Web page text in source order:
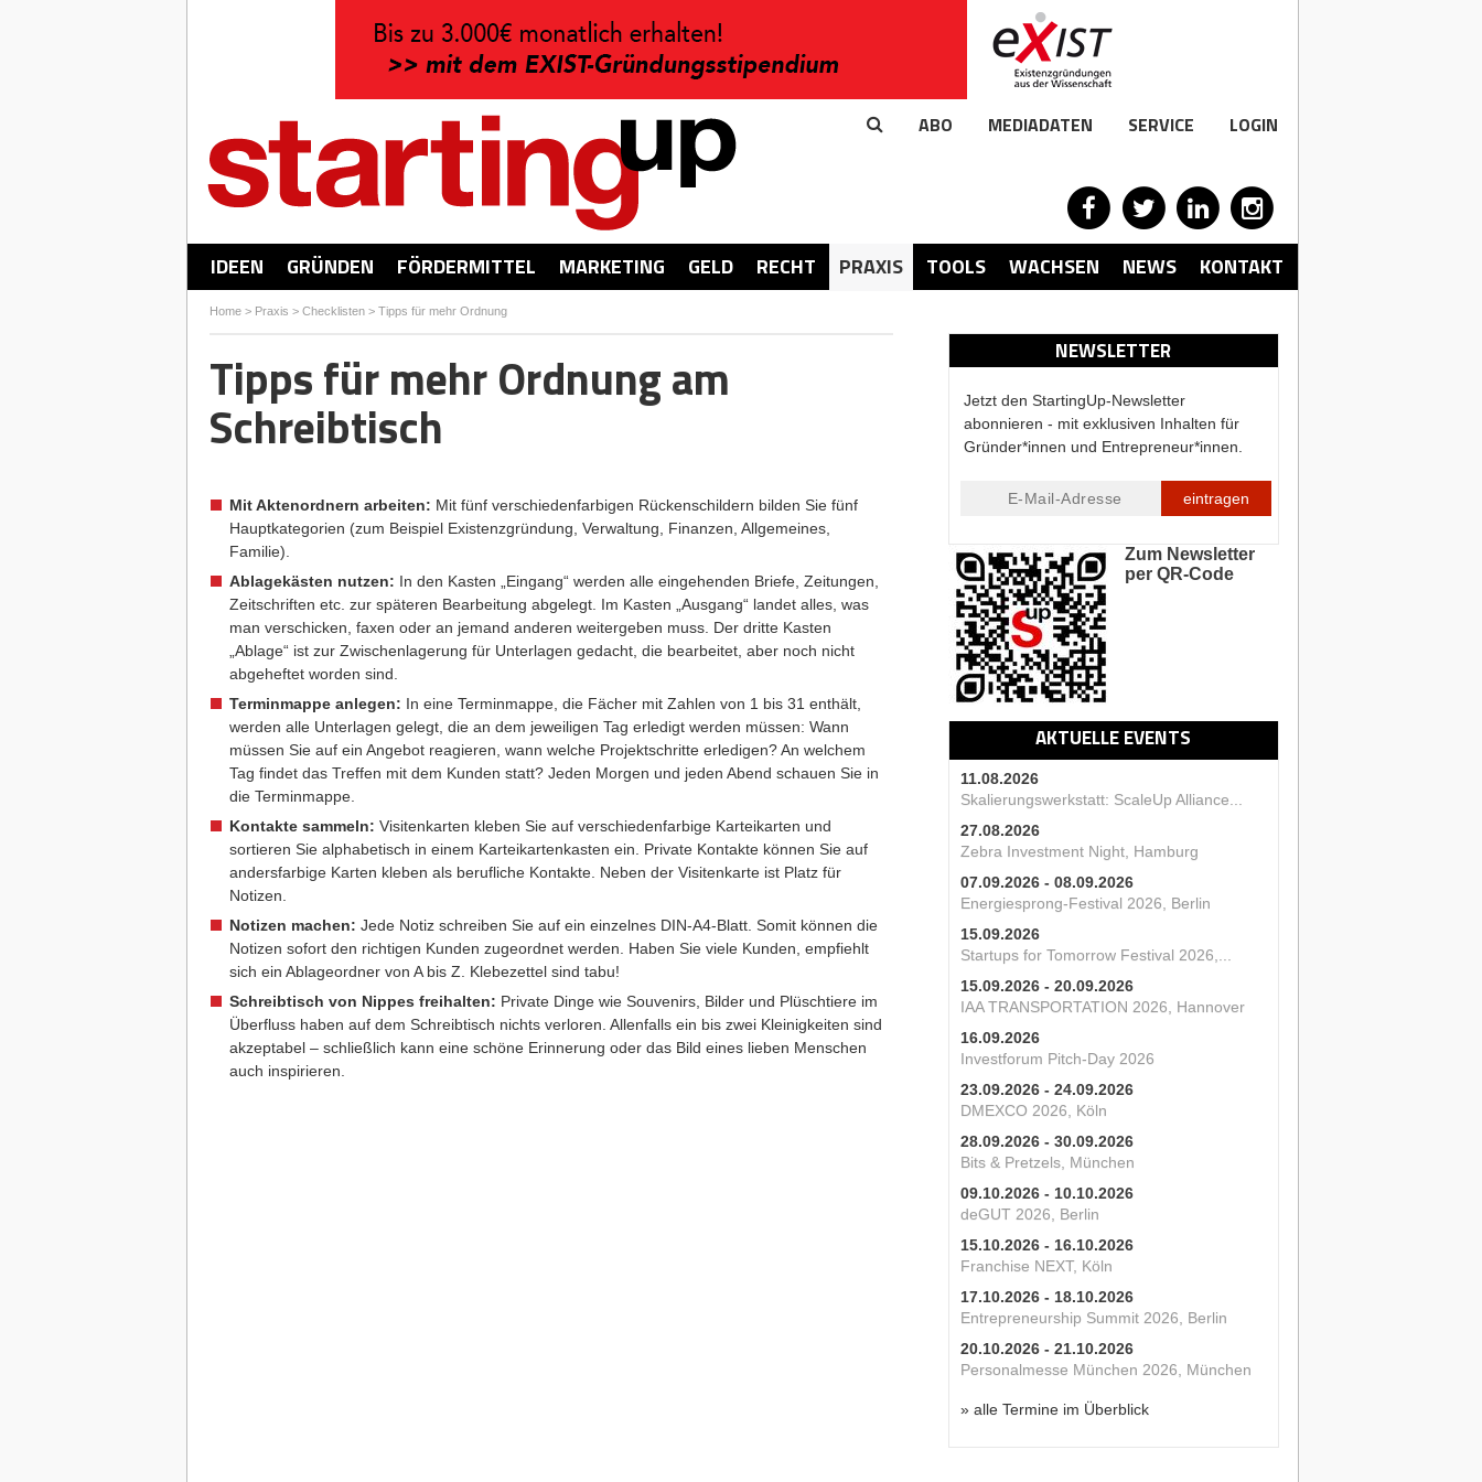
ABO MEDIADATEN SERVICE LOGIN
IDEEN GRÜNDEN FÖRDERMITTEL MARKETING GELD RECHT PRAXIS TOOLS WACHSEN NEWS KONTAKT
Home> Praxis > Checklisten> Tipps für mehr Ordnung
NEWSLETTER
Jetzt den StartingUp-Newsletter
abonnieren - mit exklusiven Inhalten für
Gründer*innen und Entrepreneur*innen.
eintragen
Zum Newsletter
per QR-Code
AKTUELLE EVENTS
11.08.2026
Skalierungswerkstatt: ScaleUp Alliance...
27.08.2026
Zebra Investment Night, Hamburg
07.09.2026 - 08.09.2026
Energiesprong-Festival 2026, Berlin
15.09.2026
Startups for Tomorrow Festival 2026,...
15.09.2026 - 20.09.2026
IAA TRANSPORTATION 2026, Hannover
16.09.2026
Investforum Pitch-Day 2026
23.09.2026 - 24.09.2026
DMEXCO 2026, Köln
28.09.2026 - 30.09.2026
Bits & Pretzels, München
09.10.2026 - 10.10.2026
deGUT 2026, Berlin
15.10.2026 - 16.10.2026
Franchise NEXT, Köln
17.10.2026 - 18.10.2026
Entrepreneurship Summit 2026, Berlin
20.10.2026 - 21.10.2026
Personalmesse München 2026, München
» alle Termine im Überblick
Tipps für mehr Ordnung am
Schreibtisch
Mit Aktenordnern arbeiten: Mit fünf verschiedenfarbigen Rückenschildern bilden Sie fünf
Hauptkategorien (zum Beispiel Existenzgründung, Verwaltung, Finanzen, Allgemeines,
Familie).
Ablagekästen nutzen: In den Kasten „Eingang“ werden alle eingehenden Briefe, Zeitungen,
Zeitschriften etc. zur späteren Bearbeitung abgelegt. Im Kasten „Ausgang“ landet alles, was
man verschicken, faxen oder an jemand anderen weitergeben muss. Der dritte Kasten
„Ablage“ ist zur Zwischenlagerung für Unterlagen gedacht, die bearbeitet, aber noch nicht
abgeheftet worden sind.
Terminmappe anlegen: In eine Terminmappe, die Fächer mit Zahlen von 1 bis 31 enthält,
werden alle Unterlagen gelegt, die an dem jeweiligen Tag erledigt werden müssen: Wann
müssen Sie auf ein Angebot reagieren, wann welche Projektschritte erledigen? An welchem
Tag findet das Treffen mit dem Kunden statt? Jeden Morgen und jeden Abend schauen Sie in
die Terminmappe.
Kontakte sammeln: Visitenkarten kleben Sie auf verschiedenfarbige Karteikarten und
sortieren Sie alphabetisch in einem Karteikartenkasten ein. Private Kontakte können Sie auf
andersfarbige Karten kleben als berufliche Kontakte. Neben der Visitenkarte ist Platz für
Notizen.
Notizen machen: Jede Notiz schreiben Sie auf ein einzelnes DIN-A4-Blatt. Somit können die
Notizen sofort den richtigen Kunden zugeordnet werden. Haben Sie viele Kunden, empfiehlt
sich ein Ablageordner von A bis Z. Klebezettel sind tabu!
Schreibtisch von Nippes freihalten: Private Dinge wie Souvenirs, Bilder und Plüschtiere im
Überfluss haben auf dem Schreibtisch nichts verloren. Allenfalls ein bis zwei Kleinigkeiten sind
akzeptabel – schließlich kann eine schöne Erinnerung oder das Bild eines lieben Menschen
auch inspirieren.